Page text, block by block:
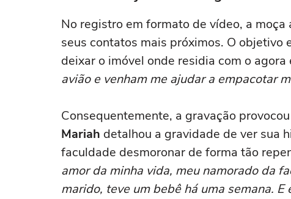
No registro em formato de vídeo, a
seus contatos mais próximos. O
deixar o imóvel onde residia com o agora
avião e venham me ajudar a empacotar
Consequentemente, a gravação
Mariah detalhou a gravidade de ver sua
faculdade desmoronar de forma tão
amor da minha vida, meu namorado da
marido, teve um bebê há uma semana. E